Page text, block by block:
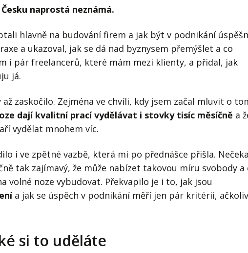
naprostá neznámá.
hlavně na budování firem a jak být v podnikání
a ukazoval, jak se dá nad byznysem přemýšlet a co
i pár freelancerů, které mám mezi klienty, a přidal, jak
já.
zaskočilo. Zejména ve chvíli, kdy jsem začal mluvit o
dají kvalitní prací vydělávat i stovky tisíc měsíčně a
vydělat mnohem víc.
i ve zpětné vazbě, která mi po přednášce přišla.
tak zajímavý, že může nabízet takovou míru svobody a
volné noze vybudovat. Překvapilo je i to, jak jsou
a jak se úspěch v podnikání měří jen pár kritérii, ačkoliv
si to uděláte